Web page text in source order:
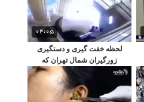
04:05
لحظه خفت گیری و دستگیری
زورگیران شمال تهران که
خانم دکتری را بیهوش کردند